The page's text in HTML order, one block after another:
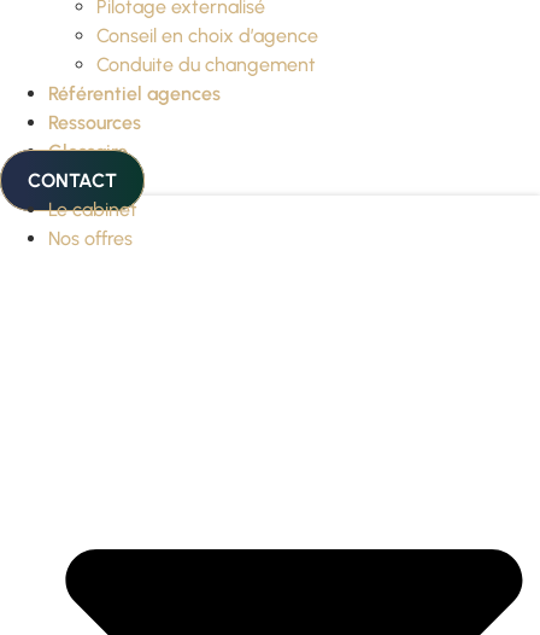
Pilotage externalisé
Conseil en choix d’agence
Conduite du changement
Référentiel agences
Ressources
Glossaire
CONTACT
Le cabinet
Nos offres